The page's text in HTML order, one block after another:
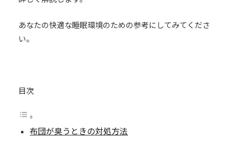
あなたの快適な睡眠環境のための参考にしてみてくださ
い。
目次
布団が臭うときの対処方法